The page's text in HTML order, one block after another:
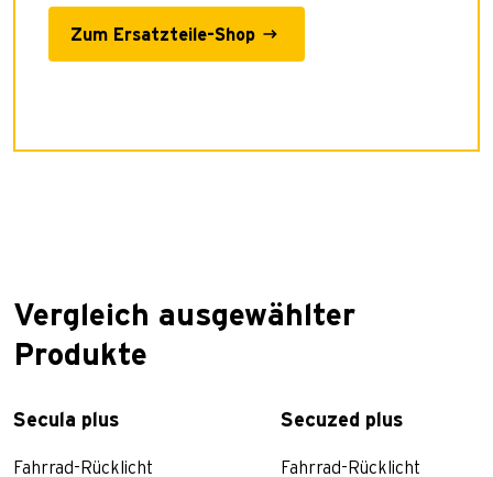
Zum Ersatzteile-Shop
Vergleich ausgewählter
Produkte
Secula plus
Fahrrad-Rücklicht
Secuzed plus
Fahrrad-Rücklicht